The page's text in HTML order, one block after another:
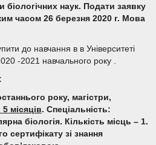
біологічних наук. Подати заявку
часом 26 березня 2020г. Мова
до навчання в в Університеті
-2021 навчального року .
року, магістри,
місяців. Спеціальність:
біологія. Кількість місць – 1.
сертифікату зі знання